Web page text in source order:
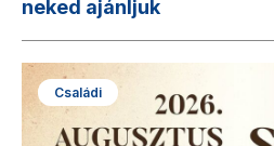
neked ajánljuk
Családi